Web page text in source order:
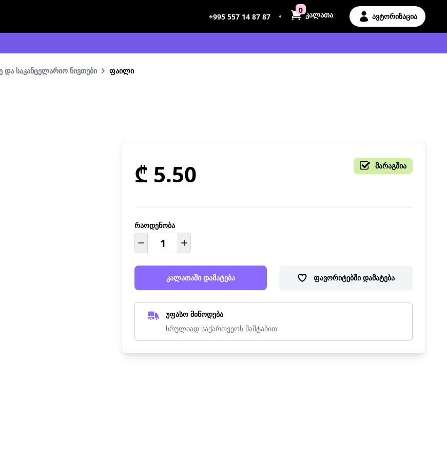
+995 557 14 87 87 •
0 კალათა ავტორიზაცია
და საკანცელარიო ნივთები ფაილი
₾ 5.50 მარაგშია
რაოდენობა
კალათაში დამატება ფავორიტებში დამატება
უფასო მიწოდება
სრულიად საქართვეოს მაშტაბით